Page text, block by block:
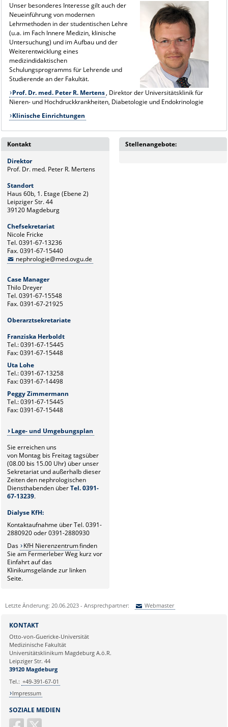
Unser besonderes Interesse gilt auch der
Neueinführung von modernen
Lehrmethoden in der studentischen Lehre
(u.a. im Fach Innere Medizin, klinische
Untersuchung) und im Aufbau und der
Weiterentwicklung eines
medizindidaktischen
Schulungsprogramms für Lehrende und
Studierende an der Fakultät.
Prof. Dr. med. Peter R. Mertens, Direktor der Universitätsklinik für
Nieren- und Hochdruckkrankheiten, Diabetologie und Endokrinologie
Klinische Einrichtungen
Kontakt
Direktor
Prof. Dr. med. Peter R. Mertens
Standort
Haus 60b, 1. Etage (Ebene 2)
Leipziger Str. 44
39120 Magdeburg
Chefsekretariat
Nicole Fricke
Tel. 0391-67-13236
Fax. 0391-67-15440
nephrologie@med.ovgu.de
Case Manager
Thilo Dreyer
Tel. 0391-67-15548
Fax. 0391-67-21925
Oberarztsekretariate
Franziska Herboldt
Tel.: 0391-67-15445
Fax: 0391-67-15448
Uta Lohe
Tel.: 0391-67-13258
Fax: 0391-67-14498
Peggy Zimmermann
Tel.: 0391-67-15445
Fax: 0391-67-15448
Lage- und Umgebungsplan
Sie erreichen uns
von Montag bis Freitag tagsüber
(08.00 bis 15.00 Uhr) über unser
Sekretariat und außerhalb dieser
Zeiten den nephrologischen
Diensthabenden überTel. 0391-
67-13239.
Dialyse KfH:
Kontaktaufnahme über Tel. 0391-
2880920 oder 0391-2880930
Das
KfH Nierenzentrumfinden
Sie am Fermerleber Weg kurz vor
Einfahrt auf das
Klinikumsgelände zur linken
Seite.
Stellenangebote:
Letzte Änderung: 20.06.2023 - Ansprechpartner: Webmaster
Ihre E-Mailadresse:
Ihr Anliegen:
SOZIALE MEDIEN
KONTAKT
Otto-von-Guericke-Universität
Medizinische Fakultät
Universitätsklinikum Magdeburg A.ö.R.
Leipziger Str. 44
39120 Magdeburg
Tel.: +49-391-67-01
Impressum